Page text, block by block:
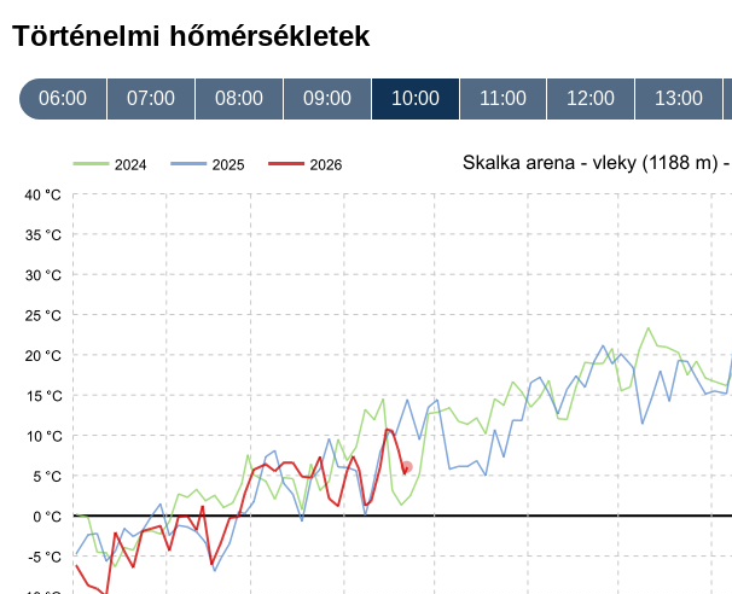
Történelmi hőmérsékletek
06:00 07:00 08:00 09:00 10:00 11:00 12:00 13:00